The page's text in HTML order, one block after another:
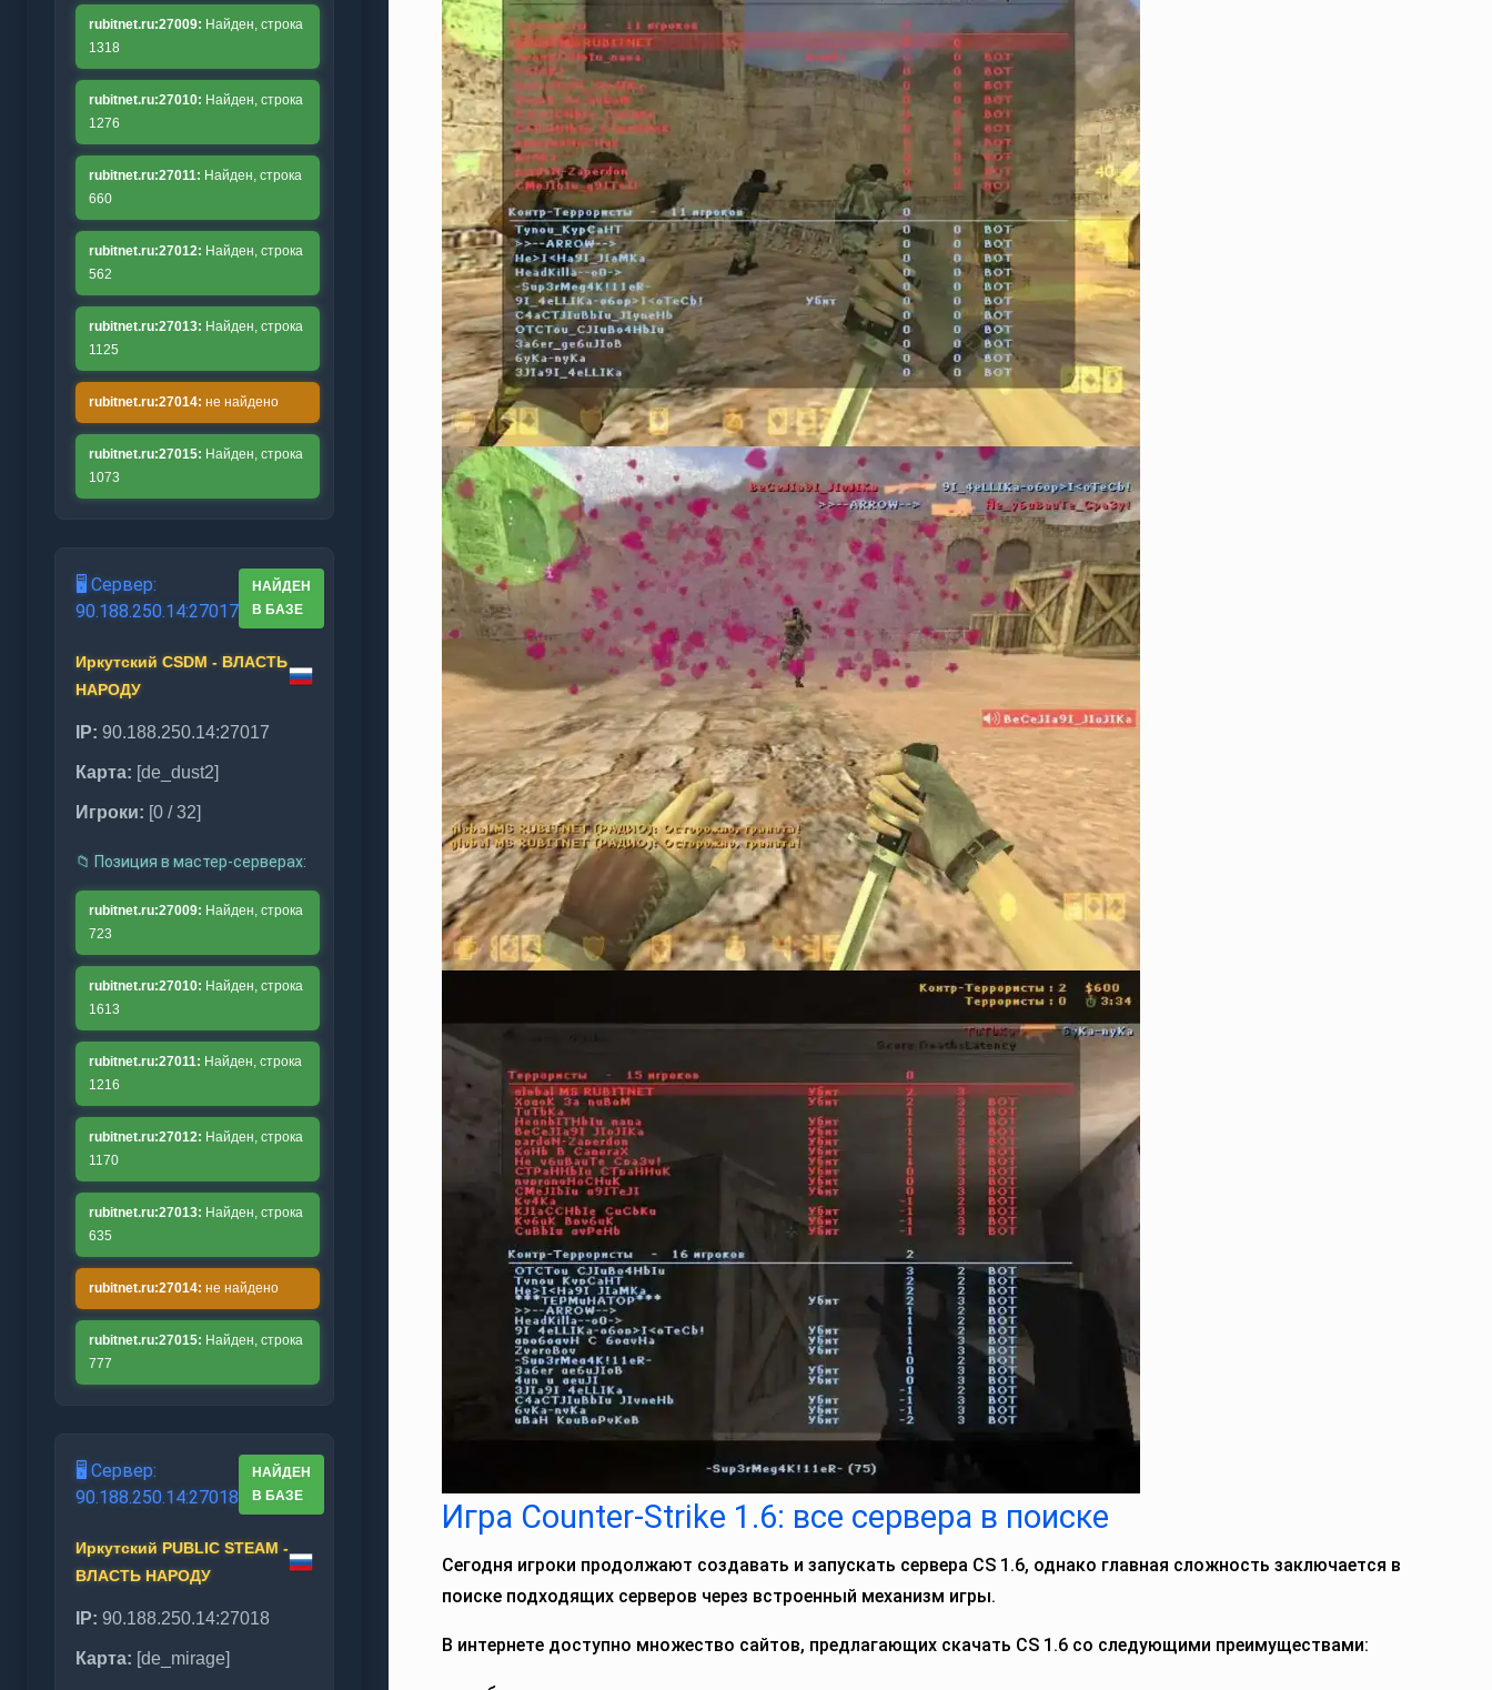
rubitnet.ru:27009: Найден, строка
1318
rubitnet.ru:27010: Найден, строка
1276
rubitnet.ru:27011: Найден, строка
660
rubitnet.ru:27012: Найден, строка
562
rubitnet.ru:27013: Найден, строка
1125
rubitnet.ru:27014: не найдено
rubitnet.ru:27015: Найден, строка
1073
🖥️ Сервер:
90.188.250.14:27017
НАЙДЕН
В БАЗЕ
Иркутский CSDM - ВЛАСТЬ
НАРОДУ
IP: 90.188.250.14:27017
Карта: [de_dust2]
Игроки: [0 / 32]
📁 Позиция в мастер‑серверах:
rubitnet.ru:27009: Найден, строка
723
rubitnet.ru:27010: Найден, строка
1613
rubitnet.ru:27011: Найден, строка
1216
rubitnet.ru:27012: Найден, строка
1170
rubitnet.ru:27013: Найден, строка
635
rubitnet.ru:27014: не найдено
rubitnet.ru:27015: Найден, строка
777
🖥️ Сервер:
90.188.250.14:27018
НАЙДЕН
В БАЗЕ
Иркутский PUBLIC STEAM -
ВЛАСТЬ НАРОДУ
IP: 90.188.250.14:27018
Карта: [de_mirage]
Игра Counter-Strike 1.6: все сервера в поиске
Сегодня игроки продолжают создавать и запускать сервера CS 1.6, однако главная сложность заключается в
поиске подходящих серверов через встроенный механизм игры.
В интернете доступно множество сайтов, предлагающих скачать CS 1.6 со следующими преимуществами: